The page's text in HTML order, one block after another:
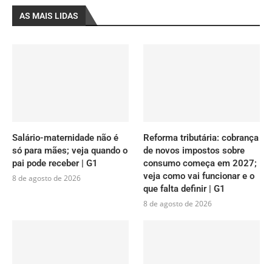
AS MAIS LIDAS
Salário-maternidade não é
só para mães; veja quando o
pai pode receber | G1
8 de agosto de 2026
Reforma tributária: cobrança
de novos impostos sobre
consumo começa em 2027;
veja como vai funcionar e o
que falta definir | G1
8 de agosto de 2026